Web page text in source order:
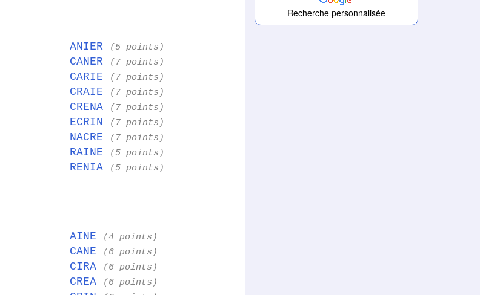
ANIER (5 points)
CANER (7 points)
CARIE (7 points)
CRAIE (7 points)
CRENA (7 points)
ECRIN (7 points)
NACRE (7 points)
RAINE (5 points)
RENIA (5 points)
AINE (4 points)
CANE (6 points)
CIRA (6 points)
CREA (6 points)
Recherche personnalisée